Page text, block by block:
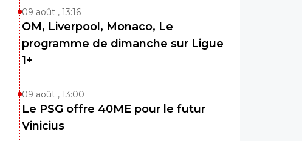
09 août , 13:16
OM, Liverpool, Monaco, Le
programme de dimanche sur Ligue
1+
09 août , 13:00
Le PSG offre 40ME pour le futur
Vinicius